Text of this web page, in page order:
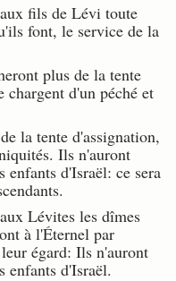
fils de Lévi toute
font, le service de la
plus de la tente
chargent d'un péché et
la tente d'assignation,
Ils n'auront
enfants d'Israël: ce sera
Lévites les dîmes
à l'Éternel par
égard: Ils n'auront
enfants d'Israël.